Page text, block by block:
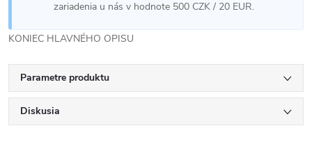
zariadenia u nás v hodnote 500 CZK / 20 EUR.
KONIEC HLAVNÉHO OPISU
Parametre produktu
Diskusia